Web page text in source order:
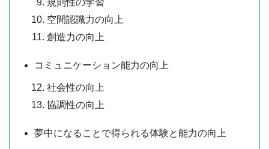
空間認識力の向上
創造力の向上
コミュニケーション能力の向上
社会性の向上
協調性の向上
夢中になることで得られる体験と能力の向上